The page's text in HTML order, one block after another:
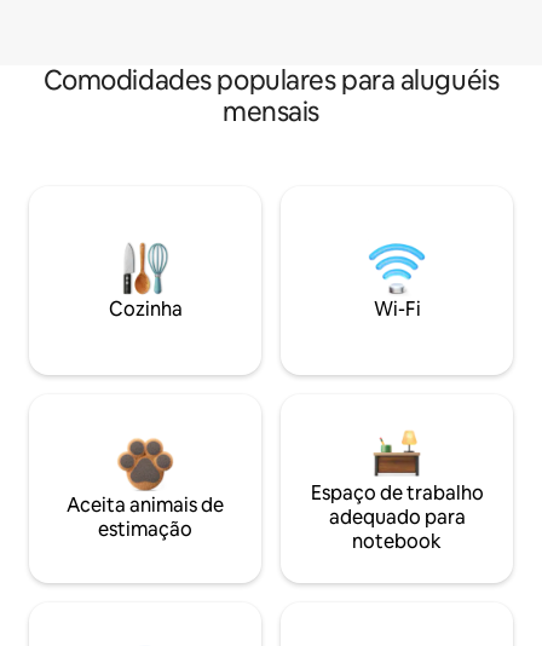
Comodidades populares para aluguéis
mensais
Cozinha Wi-Fi
Aceita animais de
estimação
Espaço de trabalho
adequado para
notebook